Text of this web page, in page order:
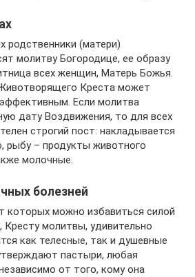
родственники (матери)
молитву Богородице, ее образу
всех женщин, Матерь Божья.
Креста может
Если молитва
дату Воздвижения, то для всех
строгий пост: накладывается
рыбу – продукты животного
молочные.
болезней
которых можно избавиться силой
молитвы, удивительно
как телесные, так и душевные
пастыри, любая
от того, кому она